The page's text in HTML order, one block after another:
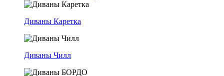
Диваны Каретка
Диваны Чилл